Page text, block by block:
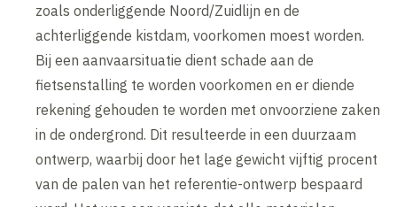
zoals onderliggende Noord/Zuidlijn en de
achterliggende kistdam, voorkomen moest worden.
Bij een aanvaarsituatie dient schade aan de
fietsenstalling te worden voorkomen en er diende
rekening gehouden te worden met onvoorziene zaken
in de ondergrond. Dit resulteerde in een duurzaam
ontwerp, waarbij door het lage gewicht vijftig procent
van de palen van het referentie-ontwerp bespaard